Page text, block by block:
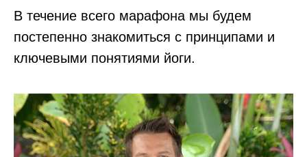
В течение всего марафона мы будем
постепенно знакомиться с принципами и
ключевыми понятиями йоги.